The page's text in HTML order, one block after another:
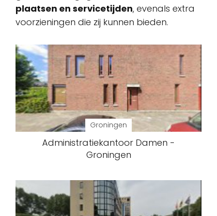
plaatsen en servicetijden, evenals extra
voorzieningen die zij kunnen bieden.
Groningen
Administratiekantoor Damen -
Groningen